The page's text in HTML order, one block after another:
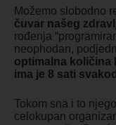
Možemo slobodno
čuvar našeg
rođenja
neophodan,
optimalna količina
ima je 8 sati
Tokom sna i to
celokupan